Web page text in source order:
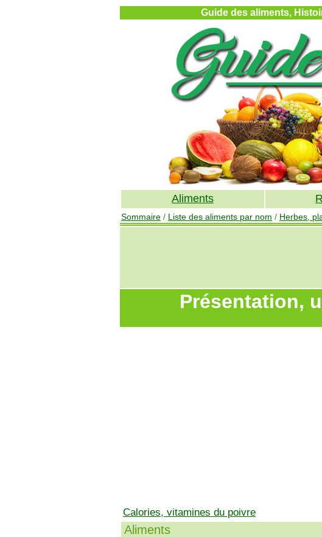
Guide des aliments,
Aliments
Sommaire / Liste des aliments par nom / Herbes,
Présentation,
Calories, vitamines du poivre
Aliments